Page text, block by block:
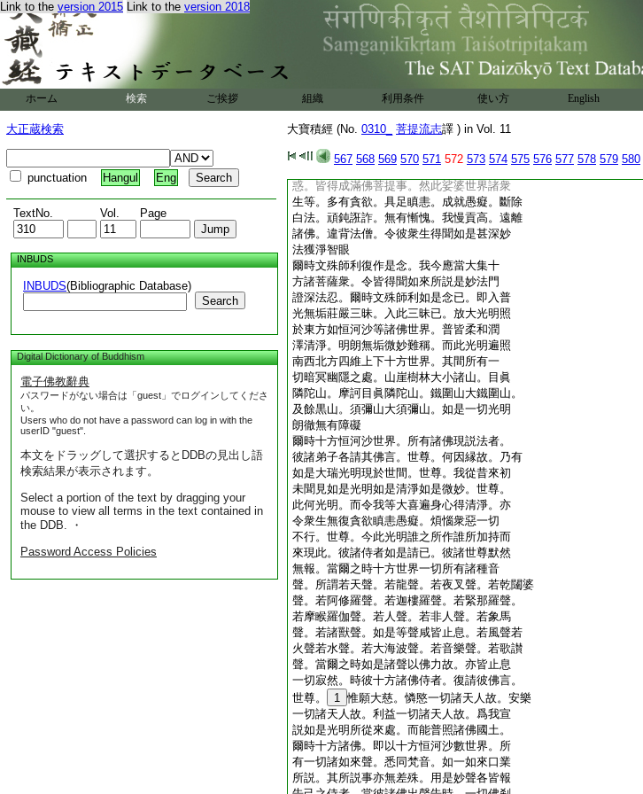
Link to the version 2015 Link to the version 2018
ホーム 検索 ご挨拶 組織 利用条件 使い方 English
大正蔵検索
punctuation Hangul Eng
TextNo. Vol. Page
INBUDS
INBUDS(Bibliographic Database)
Search
Digital Dictionary of Buddhism
電子佛教辭典
パスワードがない場合は「guest」でログインしてくださ
い。
Users who do not have a password can log in with the
userID "guest".
本文をドラッグして選択するとDDBの見出し語
検索結果が表示されます。
Select a portion of the text by dragging your
mouse to view all terms in the text contained in
the DDB. ・
Password Access Policies
大寶積經 (No. 0310_ 菩提流志譯 ) in Vol. 11
567 568 569 570 571 572 573 574 575 576 577 578 579 580
詳從三昧起。應時十方無量無邊諸佛世
界六種
9
振動。時文殊師利起三昧已。作如是
念。彼無量無邊諸世界中。乃有一佛如來應
供正遍覺。出興於世。如優曇花希復現耳。如
是諸如來應供正遍覺。世間希有出現甚難。
所可説法盡諸有生寂滅涅槃不可思量。無
有分別甚深無譬。難解難知。然以諸佛不出
世故。不可得聞以不聞故諸衆生苦難可窮
盡。我今應當詣於如來正遍覺所諮問是義。
問斯義故令諸衆生成就善根。亦令一切行
惑。皆得成滿佛菩提事。然此娑婆世界諸衆
生等。多有貪欲。具足瞋恚。成就愚癡。斷除
白法。頑鈍誑詐。無有慚愧。我慢貢高。遠離
諸佛。違背法僧。令彼衆生得聞如是甚深妙
法獲淨智眼
爾時文殊師利復作是念。我今應當大集十
方諸菩薩衆。令皆得聞如來所説是妙法門
證深法忍。爾時文殊師利如是念已。即入普
光無垢莊嚴三昧。入此三昧已。放大光明照
於東方如恒河沙等諸佛世界。普皆柔和潤
澤清淨。明朗無垢微妙難稱。而此光明遍照
南西北方四維上下十方世界。其間所有一
切暗冥幽隱之處。山崖樹林大小諸山。目眞
隣陀山。摩訶目眞隣陀山。鐵圍山大鐵圍山。
及餘黒山。須彌山大須彌山。如是一切光明
朗徹無有障礙
爾時十方恒河沙世界。所有諸佛現説法者。
彼諸弟子各請其佛言。世尊。何因縁故。乃有
如是大瑞光明現於世間。世尊。我從昔來初
未聞見如是光明如是清淨如是微妙。世尊。
此何光明。而令我等大喜遍身心得清淨。亦
令衆生無復貪欲瞋恚愚癡。煩惱衆惡一切
不行。世尊。今此光明誰之所作誰所加持而
來現此。彼諸侍者如是請已。彼諸世尊默然
無報。當爾之時十方世界一切所有諸種音
聲。所謂若天聲。若龍聲。若夜叉聲。若乾闥婆
聲。若阿修羅聲。若迦樓羅聲。若緊那羅聲。
若摩睺羅伽聲。若人聲。若非人聲。若象馬
聲。若諸獸聲。如是等聲咸皆止息。若風聲若
火聲若水聲。若大海波聲。若音樂聲。若歌讃
聲。當爾之時如是諸聲以佛力故。亦皆止息
一切寂然。時彼十方諸佛侍者。復請彼佛言。
世尊。
1 惟願大慈。憐愍一切諸天人故。安樂
一切諸天人故。利益一切諸天人故。爲我宣
説如是光明所從來處。而能普照諸佛國土。
爾時十方諸佛。即以十方恒河沙數世界。所
有一切諸如來聲。悉同梵音。如一如來口業
所説。其所説事亦無差殊。用是妙聲各皆報